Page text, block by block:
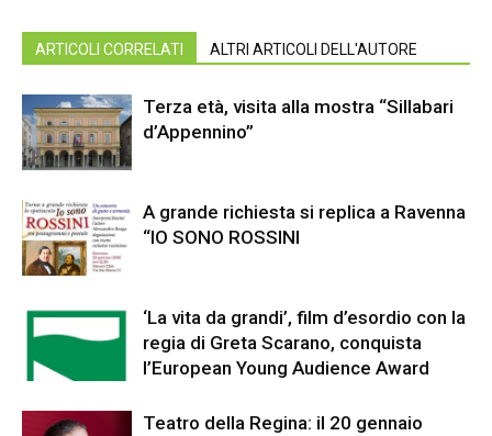
ARTICOLI CORRELATI ALTRI ARTICOLI DELL'AUTORE
Terza età, visita alla mostra “Sillabari
d’Appennino”
A grande richiesta si replica a Ravenna
“IO SONO ROSSINI
‘La vita da grandi’, film d’esordio con la
regia di Greta Scarano, conquista
l’European Young Audience Award
Teatro della Regina: il 20 gennaio